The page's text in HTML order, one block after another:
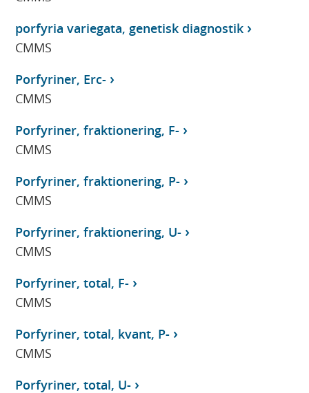
porfyria variegata, genetisk diagnostik
CMMS
Porfyriner, Erc-
CMMS
Porfyriner, fraktionering, F-
CMMS
Porfyriner, fraktionering, P-
CMMS
Porfyriner, fraktionering, U-
CMMS
Porfyriner, total, F-
CMMS
Porfyriner, total, kvant, P-
CMMS
Porfyriner, total, U-